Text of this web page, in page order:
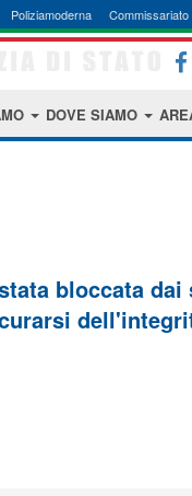
Poliziamoderna Commissariato
DOVE SIAMO
bloccata